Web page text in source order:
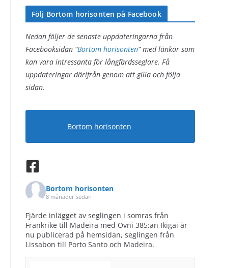
e
r
k
Följ Bortom horisonten på Facebook
Nedan följer de senaste uppdateringarna från
Facebooksidan “Bortom horisonten” med länkar som
kan vara intressanta för långfärdsseglare. Få
uppdateringar därifrån genom att gilla och följa
sidan.
Bortom horisonten
Bortom horisonten
8 månader sedan
Fjärde inlägget av seglingen i somras från
Frankrike till Madeira med Ovni 385:an Ikigai är
nu publicerad på hemsidan, seglingen från
Lissabon till Porto Santo och Madeira.